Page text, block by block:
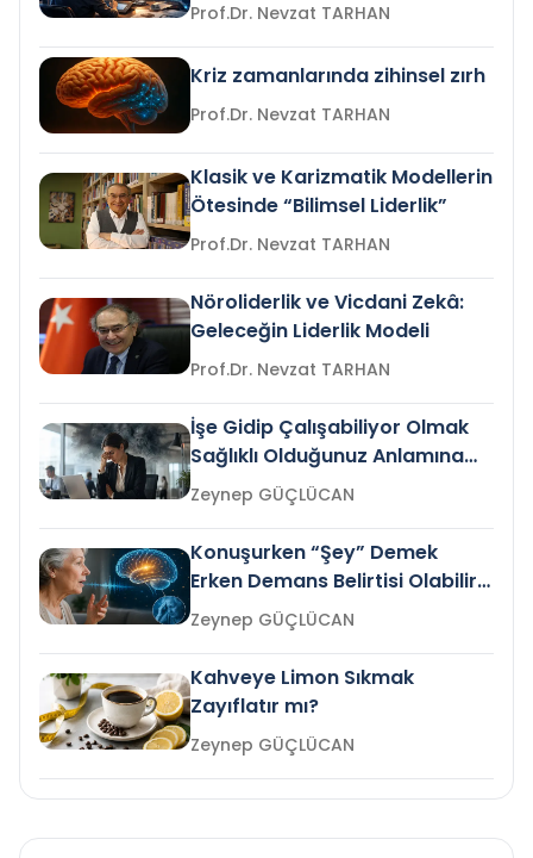
Prof.Dr. Nevzat TARHAN
Kriz zamanlarında zihinsel zırh
Prof.Dr. Nevzat TARHAN
Klasik ve Karizmatik Modellerin
Ötesinde “Bilimsel Liderlik”
Prof.Dr. Nevzat TARHAN
Nöroliderlik ve Vicdani Zekâ:
Geleceğin Liderlik Modeli
Prof.Dr. Nevzat TARHAN
İşe Gidip Çalışabiliyor Olmak
Sağlıklı Olduğunuz Anlamına
Gelir mi?Zeynep GÜÇLÜCAN
Konuşurken “Şey” Demek
Erken Demans Belirtisi Olabilir
mi?
Zeynep GÜÇLÜCAN
Kahveye Limon Sıkmak
Zayıflatır mı?
Zeynep GÜÇLÜCAN